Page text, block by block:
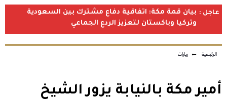
عاجل : بيان قمة مكة: اتفاقية دفاع مشترك بين السعودية
وتركيا وباكستان لتعزيز الردع الجماعي
الرئيسية ← زيارات
أمير مكة بالنيابة يزور الشيخ